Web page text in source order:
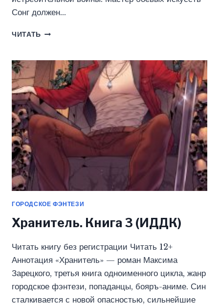
Сонг должен…
ЧИТАТЬ НЕБЕСНЫЙ
АРКА)
(ИДДК)
ГОРОДСКОЕ ФЭНТЕЗИ
Хранитель. Книга 3 (ИДДК)
Читать книгу без регистрации Читать 12+
Аннотация «Хранитель» — роман Максима
Зарецкого, третья книга одноименного цикла, жанр
городское фэнтези, попаданцы, бояръ-аниме. Син
сталкивается с новой опасностью, сильнейшие